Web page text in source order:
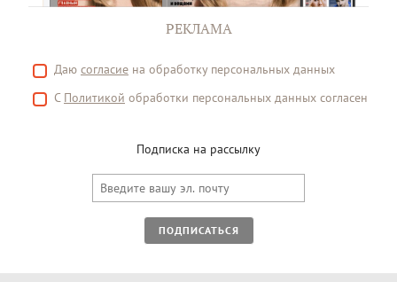
РЕКЛАМА
Даю согласие на обработку персональных данных
С Политикой обработки персональных данных согласен
Подписка на рассылку
ПОДПИСАТЬСЯ